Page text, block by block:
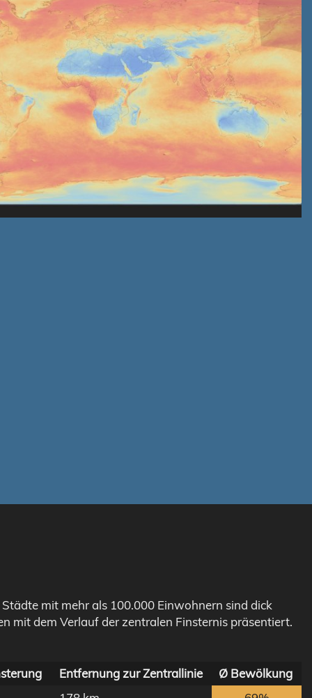
mit mehr als 100.000 Einwohnern sind dick
mit dem Verlauf der zentralen Finsternis präsentiert.
Entfernung zur Zentrallinie
Ø Bewölkung